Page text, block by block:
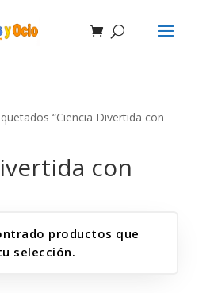
“Ciencia Divertida con
con
productos que
selección.